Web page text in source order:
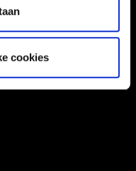
cookies